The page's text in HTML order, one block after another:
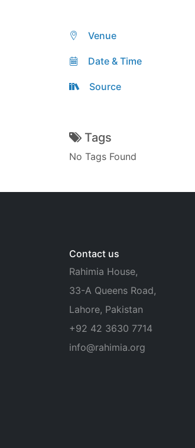
Venue
Date & Time
Source
Tags
No Tags Found
Contact us
Rahimia House,
33-A Queens Road,
Lahore, Pakistan
+92 42 3630 7714
info@rahimia.org